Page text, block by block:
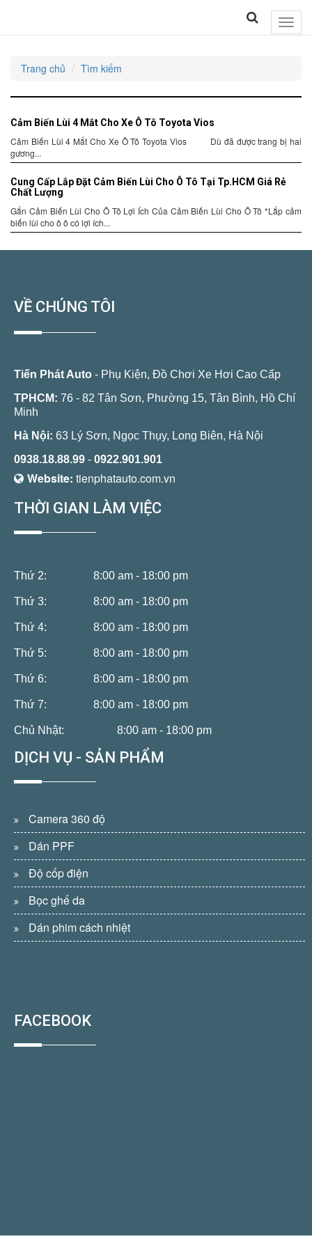
Toggle
Trang chủ Tìm kiếm
Cảm Biến Lùi 4 Mắt Cho Xe Ô Tô Toyota Vios
Cảm Biến Lùi 4 Mắt Cho Xe Ô Tô Toyota Vios Dù đã được trang bị hai
gương...
Cung Cấp Lắp Đặt Cảm Biến Lùi Cho Ô Tô Tại Tp.HCM Giá Rẻ
Chất Lượng
Gắn Cảm Biến Lùi Cho Ô Tô Lợi Ích Của Cảm Biến Lùi Cho Ô Tô *Lắp cảm
biến lùi cho ô ô có lợi ích...
VỀ CHÚNG TÔI
Tiến Phát Auto - Phụ Kiện, Đồ Chơi Xe Hơi Cao Cấp
TPHCM: 76 - 82 Tân Sơn, Phường 15, Tân Bình, Hồ Chí
Minh
Hà Nội: 63 Lý Sơn, Ngọc Thụy, Long Biên, Hà Nội
0938.18.88.99 - 0922.901.901
Website: tienphatauto.com.vn
THỜI GIAN LÀM VIỆC
Thứ 2: 8:00 am - 18:00 pm
Thứ 3: 8:00 am - 18:00 pm
Thứ 4: 8:00 am - 18:00 pm
Thứ 5: 8:00 am - 18:00 pm
Thứ 6: 8:00 am - 18:00 pm
Thứ 7: 8:00 am - 18:00 pm
Chủ Nhật: 8:00 am - 18:00 pm
DỊCH VỤ - SẢN PHẨM
Camera 360 độ
Dán PPF
Độ cốp điện
Bọc ghế da
Dán phim cách nhiệt
FACEBOOK